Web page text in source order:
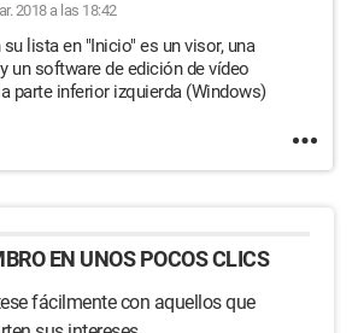
2018 a las 18:42
lista en "Inicio" es un visor, una
un software de edición de vídeo
parte inferior izquierda (Windows)
EN UNOS POCOS CLICS
fácilmente con aquellos que